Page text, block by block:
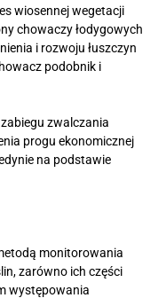
wiosennej wegetacji
chowaczy łodygowych
i rozwoju łuszczyn
podobnik i
zwalczania
progu ekonomicznej
na podstawie
monitorowania
zarówno ich części
występowania